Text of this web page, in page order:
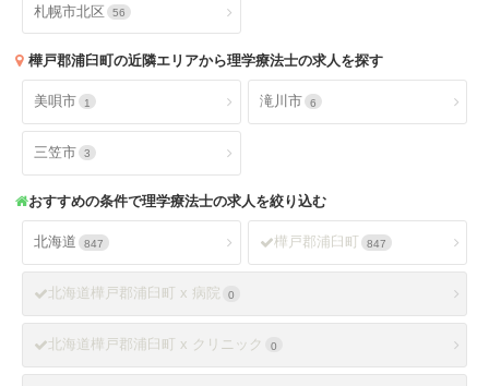
札幌市北区 56
樺戸郡浦臼町の近隣エリアから理学療法士の求人を探す
美唄市 1 滝川市 6
三笠市 3
おすすめの条件で理学療法士の求人を絞り込む
北海道 847 樺戸郡浦臼町 847
北海道樺戸郡浦臼町 x 病院 0
北海道樺戸郡浦臼町 x クリニック 0